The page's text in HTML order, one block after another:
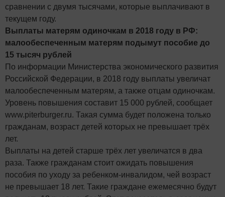
сравнении с двумя тысячами, которые выплачивают в
текущем году.
Выплаты матерям одиночкам в 2018 году в РФ:
малообеспеченным матерям подымут пособие до
15 тысяч рублей
По информации Министерства экономического развития
Российской Федерации, в 2018 году выплаты увеличат
малообеспеченным матерям, а также отцам одиночкам.
Уровень повышения составит 15 000 рублей, сообщает
www.piterburger.ru. Такая сумма будет положена только
гражданам, возраст детей которых не превышает трёх
лет.
Выплаты на детей старше трёх лет увеличатся в два
раза. Также гражданам стоит ожидать повышения
пособия по уходу за ребенком-инвалидом, чей возраст
не превышает 18 лет. Такие граждане ежемесячно будут